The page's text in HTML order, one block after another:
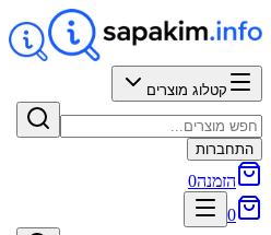
קטלוג מוצרים
התחברות
הזמנה0
0